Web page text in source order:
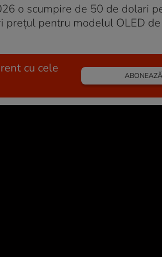
o scumpire de 50 de dolari
prețul pentru modelul OLED
cu cele